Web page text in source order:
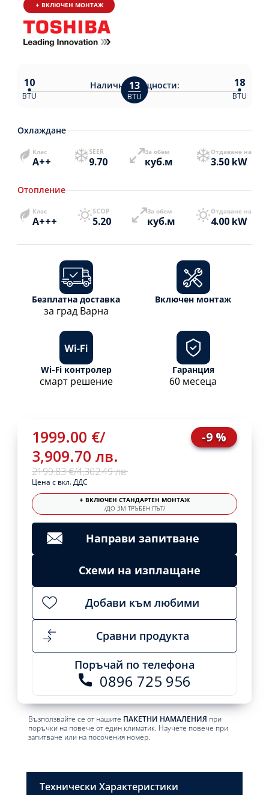
1999.00 €/
3,909.70 лв.
2199.83 €/4,302.49 лв.
-9 %
Цена с вкл. ДДС
+ ВКЛЮЧЕН СТАНДАРТЕН МОНТАЖ
/ДО 3М ТРЪБЕН ПЪТ/
Направи запитване
Схеми на изплащане
Добави към любими
Сравни продукта
Поръчай по телефона
0896 725 956
Възползвайте се от нашите ПАКЕТНИ НАМАЛЕНИЯ при
поръчки на повече от един климатик. Научете повече при
запитване или на посочения номер.
+ ВКЛЮЧЕН МОНТАЖ
Наличнимощности:
10
BTU
13
BTU
18
BTU
Охлаждане
Клас
A++
SEER
9.70
За обем
куб.м
Отдаване на
3.50 kW
Отопление
Клас
A+++
SCOP
5.20
За обем
куб.м
Отдаване на
4.00 kW
Безплатна доставка
за град Варна
Включен монтаж
Wi-Fi контролер
смарт решение
Гаранция
60 месеца
Технически Характеристики